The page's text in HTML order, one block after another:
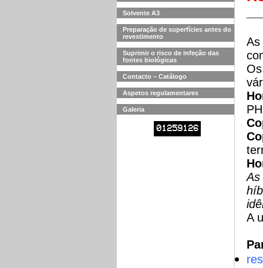
Solvente A3
Preparação de superfícies antes do
revestimento
Suprimir o risco de infeção das
fontes biológicas
Contacto – Catálogo
Aspetos regulamentares
Galeria
01259126
As
As
A